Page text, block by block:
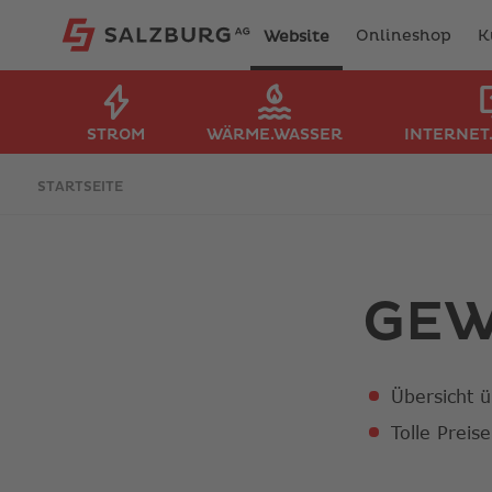
Website Onlineshop
STROM WÄRME.WASSER
STARTSEITE
Übersicht
Tolle